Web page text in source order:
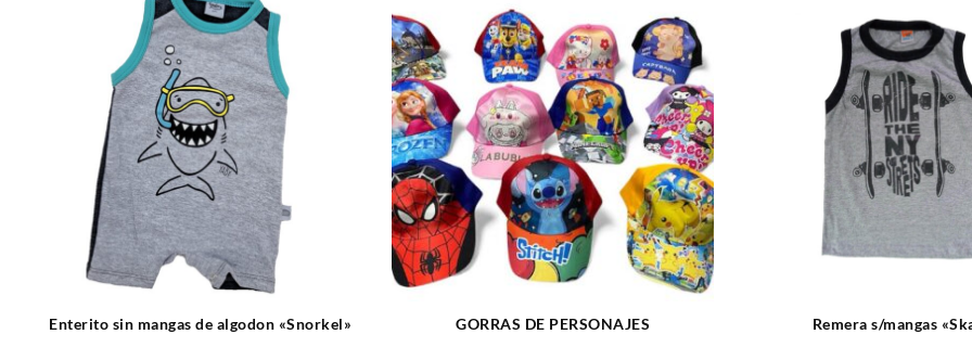
Enterito sin mangas de algodon «Snorkel»
GORRAS DE PERSONAJES
Remera s/mangas